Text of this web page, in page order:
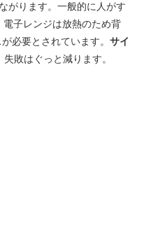
がります。一般的に人がす
子レンジは放熱のため背
必要とされています。 サイ
敗はぐっと減ります。